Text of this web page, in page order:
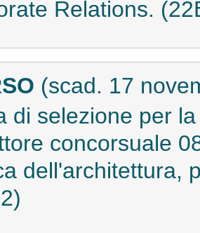
Relations.
(scad. 17
di selezione per
concorsuale
dell'architettura,